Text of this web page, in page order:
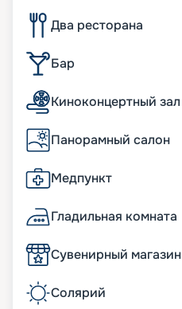
Два ресторана
Бар
Киноконцертный зал
Панорамный салон
Медпункт
Гладильная комната
Сувенирный магазин
Солярий